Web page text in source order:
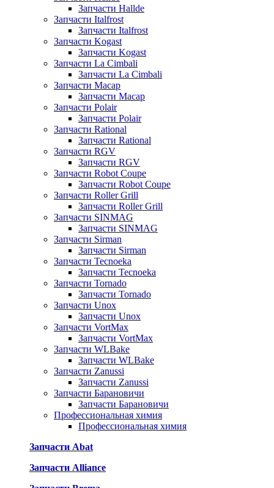
Запчасти Hallde
Запчасти Italfrost
Запчасти Italfrost
Запчасти Kogast
Запчасти Kogast
Запчасти La Cimbali
Запчасти La Cimbali
Запчасти Macap
Запчасти Macap
Запчасти Polair
Запчасти Polair
Запчасти Rational
Запчасти Rational
Запчасти RGV
Запчасти RGV
Запчасти Robot Coupe
Запчасти Robot Coupe
Запчасти Roller Grill
Запчасти Roller Grill
Запчасти SINMAG
Запчасти SINMAG
Запчасти Sirman
Запчасти Sirman
Запчасти Tecnoeka
Запчасти Tecnoeka
Запчасти Tornado
Запчасти Tornado
Запчасти Unox
Запчасти Unox
Запчасти VortMax
Запчасти VortMax
Запчасти WLBake
Запчасти WLBake
Запчасти Zanussi
Запчасти Zanussi
Запчасти Барановичи
Запчасти Барановичи
Профессиональная химия
Профессиональная химия
Запчасти Abat
Запчасти Alliance